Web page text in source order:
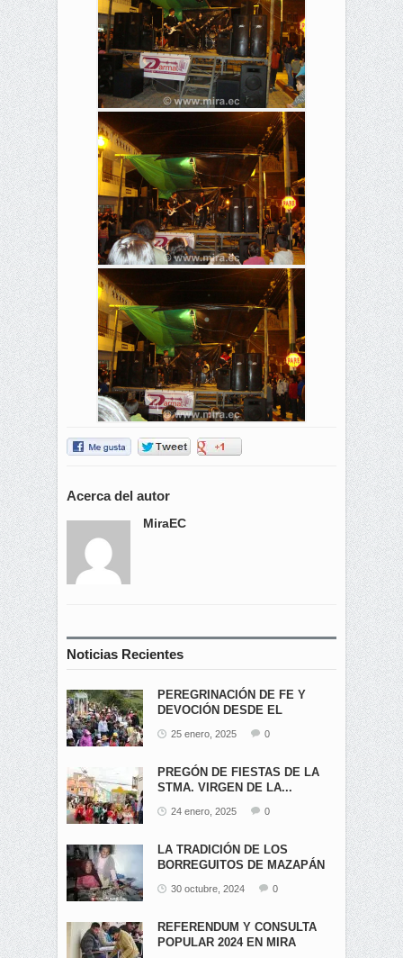
Acerca del autor
MiraEC
Noticias Recientes
PEREGRINACIÓN DE FE Y
DEVOCIÓN DESDE EL
25 enero, 2025 0
PREGÓN DE FIESTAS DE LA
STMA. VIRGEN DE LA...
24 enero, 2025 0
LA TRADICIÓN DE LOS
BORREGUITOS DE MAZAPÁN
30 octubre, 2024 0
REFERENDUM Y CONSULTA
POPULAR 2024 EN MIRA